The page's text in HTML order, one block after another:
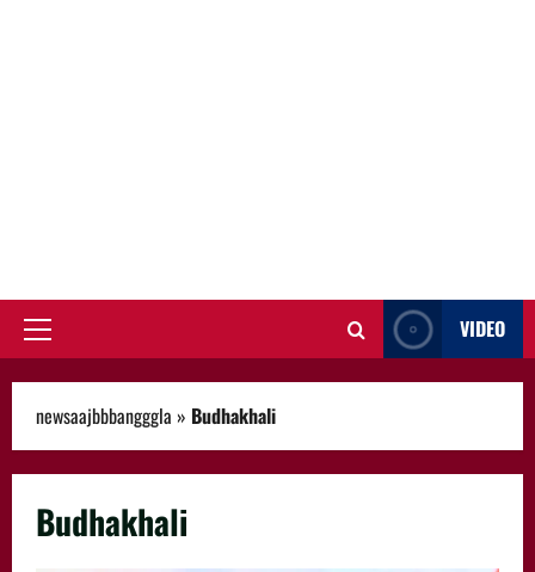
Primary
VIDEO
newsaajbbbangggla » Budhakhali
Budhakhali